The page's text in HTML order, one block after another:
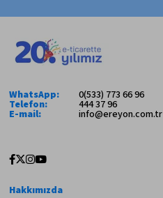
WhatsApp: 0(533) 773 66 96
Telefon: 444 37 96
E-mail: info@ereyon.com.tr
Hakkımızda